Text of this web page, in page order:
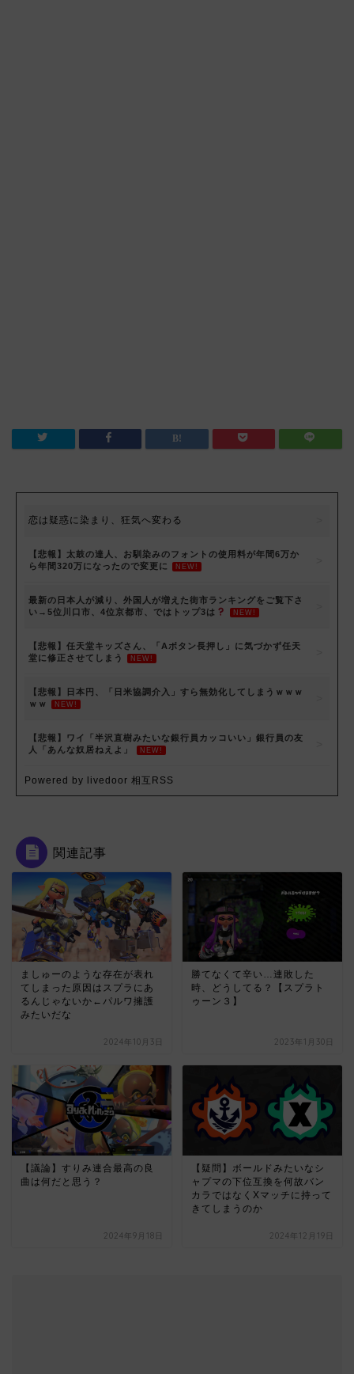
恋は疑惑に染まり、狂気へ変わる
【悲報】太鼓の達人、お馴染みのフォントの使用料が年間6万か
ら年間320万になったので変更に
NEW!
最新の日本人が減り、外国人が増えた街市ランキングをご覧下さ
い→5位川口市、4位京都市、ではトップ3は
NEW!
【悲報】任天堂キッズさん、「Aボタン長押し」に気づかず任天
堂に修正させてしまう
NEW!
【悲報】日本円、「日米協調介入」すら無効化してしまうｗｗｗ
ｗｗ
NEW!
【悲報】ワイ「半沢直樹みたいな銀行員カッコいい」銀行員の友
人「あんな奴居ねえよ」
NEW!
Powered by livedoor 相互RSS
関連記事
ましゅーのような存在が表れ
てしまった原因はスプラにあ
るんじゃないか←パルワ擁護
みたいだな
2024年10月3日
勝てなくて辛い…連敗した
時、どうしてる？【スプラト
ゥーン３】
2023年1月30日
【議論】すりみ連合最高の良
曲は何だと思う？
2024年9月18日
【疑問】ボールドみたいなシ
ャプマの下位互換を何故バン
カラではなくXマッチに持って
きてしまうのか
2024年12月19日